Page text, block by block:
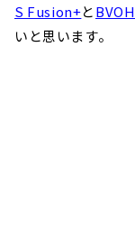
S Fusion+とBVOH
いと思います。